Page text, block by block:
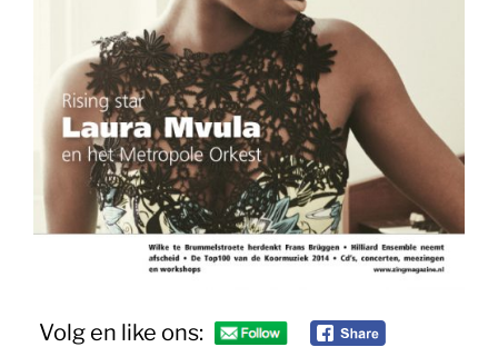
Volg en like ons: